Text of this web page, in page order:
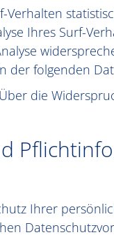
Ihres Surf-
der folgenden
die
Ihrer